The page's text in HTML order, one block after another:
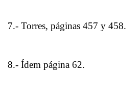
7.- Torres, páginas 457 y 458.
8.- Ídem página 62.